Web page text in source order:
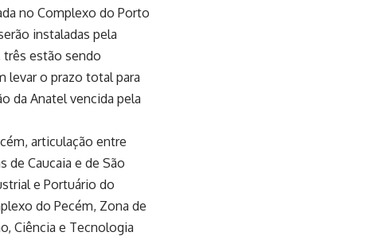
no Complexo do Porto
instaladas pela
três estão sendo
levar o prazo total para
da Anatel vencida pela
articulação entre
de Caucaia e de São
e Portuário do
do Pecém, Zona de
Ciência e Tecnologia